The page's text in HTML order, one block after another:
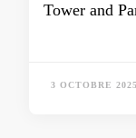
Tower and
3 OCTOBRE 2025